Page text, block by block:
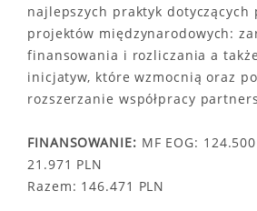
najlepszych praktyk dotyczących
projektów międzynarodowych:
finansowania i rozliczania a
inicjatyw, które wzmocnią oraz
rozszerzanie współpracy
FINANSOWANIE: MF EOG:
21.971 PLN
Razem: 146.471 PLN